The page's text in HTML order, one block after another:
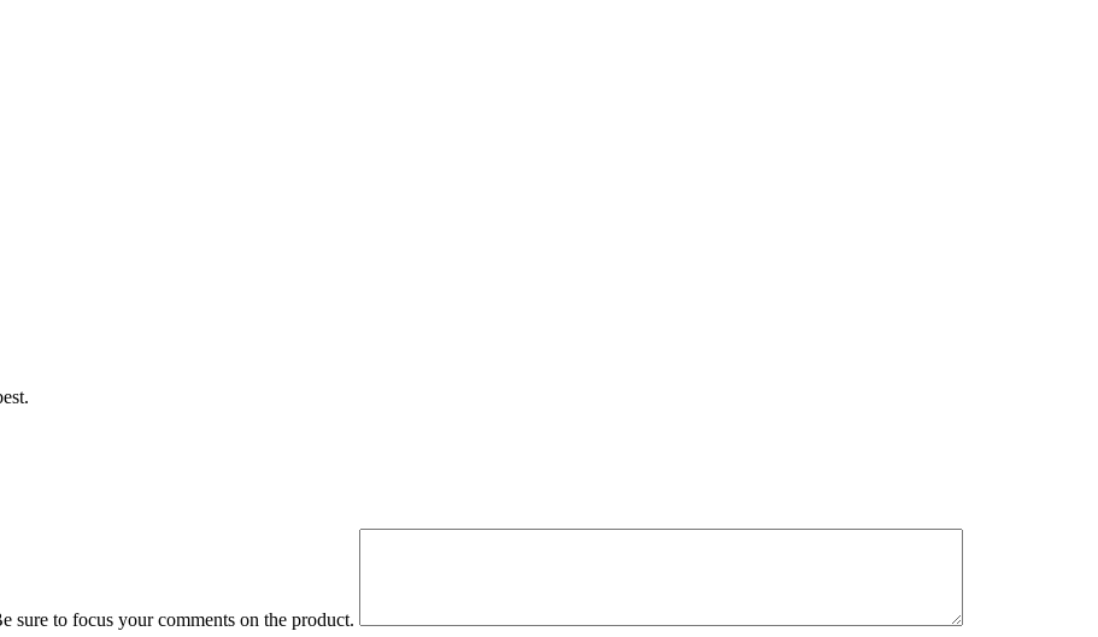
sure to focus your comments on the product.